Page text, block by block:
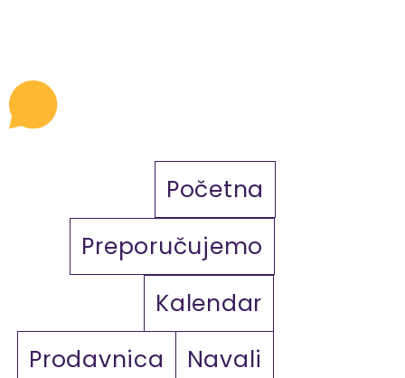
Početna
Preporučujemo
Kalendar
Prodavnica
Navali